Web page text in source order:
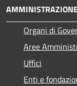
Organi di
Aree
Uffici
Enti e